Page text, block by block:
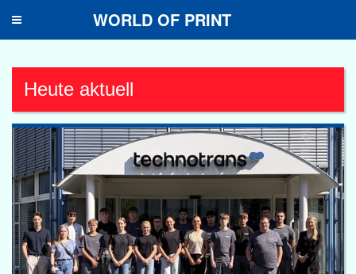
Toggle
WORLD OF PRINT
Heute aktuell